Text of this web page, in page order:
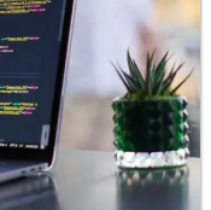
VSCode.
این راهنما دقیقاً برای
دهید و پروژه‌ها را سریع‌تر
توسعه‌دهنده حرفه‌ای.